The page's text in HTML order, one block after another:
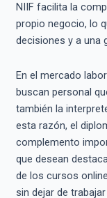
NIIF facilita la
propio negocio, lo
decisiones y a una
En el mercado
buscan personal
también la
esta razón, el
complemento
que desean
de los cursos
sin dejar de